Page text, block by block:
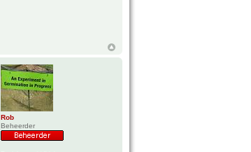
Rob
Beheerder